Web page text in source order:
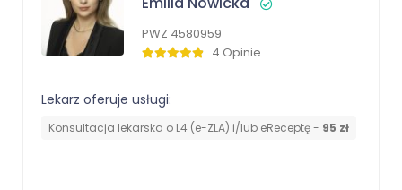
PWZ 4580959
4 Opinie
Lekarz oferuje usługi:
Konsultacja lekarska o L4 (e-ZLA) i/lub eReceptę - 95 zł